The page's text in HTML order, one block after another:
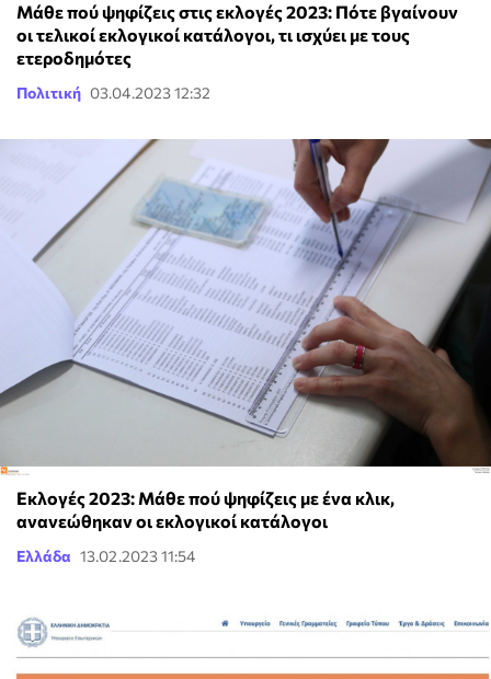
Μάθε πού ψηφίζεις στις εκλογές 2023: Πότε βγαίνουν
οι τελικοί εκλογικοί κατάλογοι, τι ισχύει με τους
ετεροδημότες
Πολιτική 03.04.2023 12:32
Εκλογές 2023: Μάθε πού ψηφίζεις με ένα κλικ,
ανανεώθηκαν οι εκλογικοί κατάλογοι
Ελλάδα 13.02.2023 11:54